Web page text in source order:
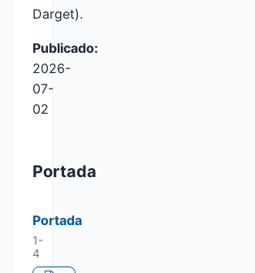
Darget).
Publicado:
2026-
07-
02
Portada
Portada
1-
4